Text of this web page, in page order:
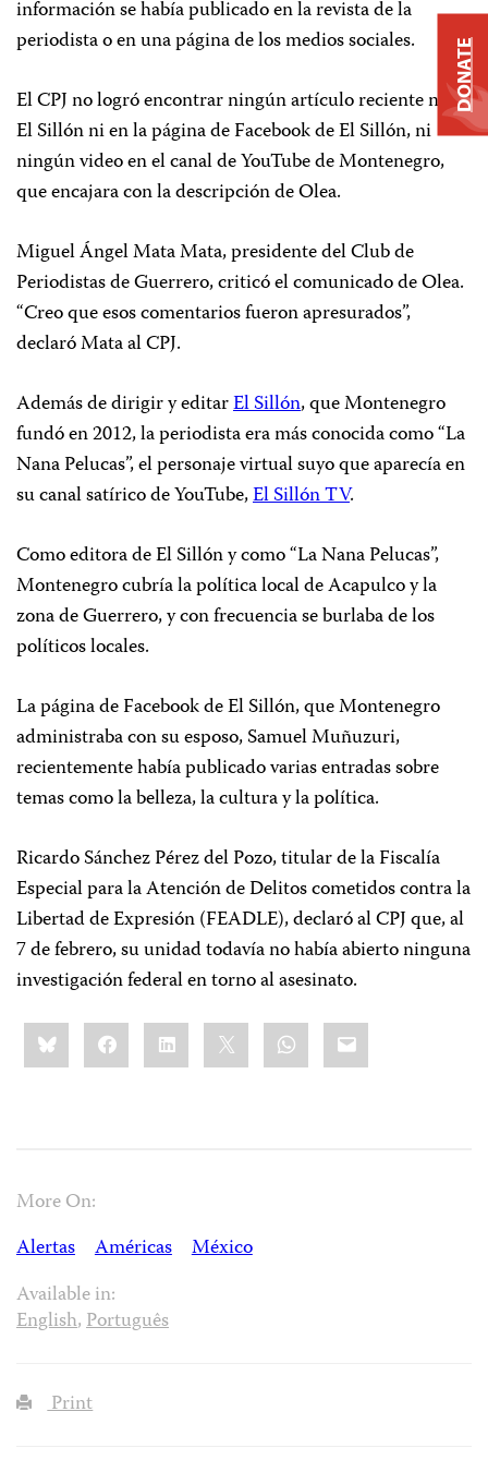
información se había publicado en la revista de la
periodista o en una página de los medios sociales.
El CPJ no logró encontrar ningún artículo reciente ni en
El Sillónni en la página de Facebook deEl Sillón,ni
ningún video en el canal de YouTube de Montenegro,
que encajara con la descripción de Olea.
Miguel Ángel Mata Mata, presidente del Club de
Periodistas de Guerrero, criticó el comunicado de Olea.
“Creo que esos comentarios fueron apresurados”,
declaró Mata al CPJ.
Además de dirigir y editarEl Sillón, que Montenegro
fundó en 2012, la periodista era más conocida como “La
Nana Pelucas”, el personaje virtual suyo que aparecía en
su canal satírico de YouTube,El Sillón TV.
Como editora deEl Sillóny como “La Nana Pelucas”,
Montenegro cubría la política local de Acapulco y la
zona de Guerrero, y con frecuencia se burlaba de los
políticos locales.
La página de Facebook deEl Sillón,que Montenegro
administraba con su esposo, Samuel Muñuzuri,
recientemente había publicado varias entradas sobre
temas como la belleza, la cultura y la política.
Ricardo Sánchez Pérez del Pozo, titular de la Fiscalía
Especial para la Atención de Delitos cometidos contra la
Libertad de Expresión (FEADLE), declaró al CPJ que, al
7 de febrero, su unidad todavía no había abierto ninguna
investigación federal en torno al asesinato.
Share
this:BlueskyFacebookLinkedIn WhatsApp
Email
More On:
Alertas
Américas
México
Available in:
English,Português
Print
DONATE